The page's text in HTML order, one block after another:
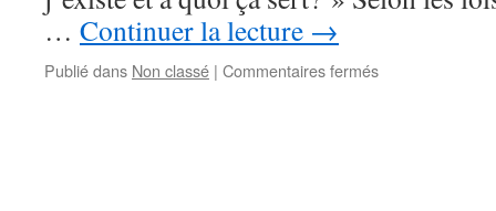
… Continuer la lecture →
Publié dans Non classé | Commentaires ferméssur